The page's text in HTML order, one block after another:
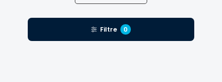
Filtre 0